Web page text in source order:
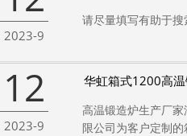
2023-9
请尽量填写有助于
12
2023-9
华虹箱式1200高
高温锻造炉生产厂
限公司为客户定制